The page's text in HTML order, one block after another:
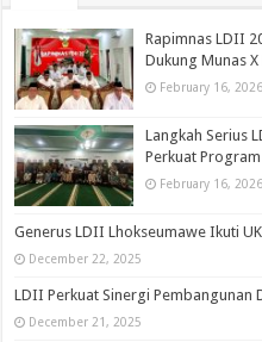
Rapimnas LDII
Dukung Munas
February 16, 2026
Langkah Serius
Perkuat Program
February 16, 2026
Generus LDII Lhokseumawe Ikuti
December 22, 2025
LDII Perkuat Sinergi Pembangunan
December 21, 2025